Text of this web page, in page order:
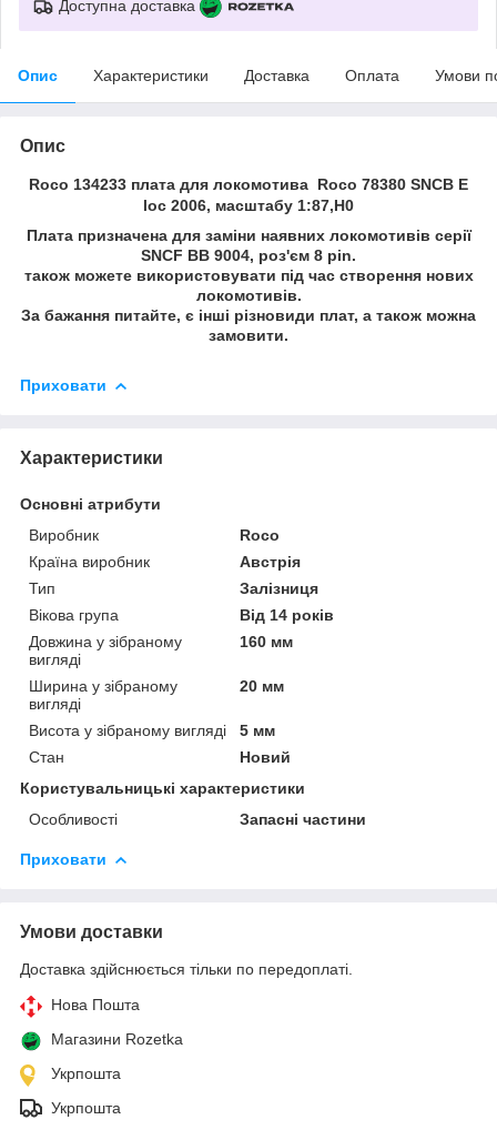
Доступна доставка
Опис Характеристики Доставка Оплата Умови
Опис
Roco 134233 плата для локомотива Roco 78380 SNCB E
loc 2006, масштабу 1:87,H0
Плата призначена для заміни наявних локомотивів серії
SNCF BB 9004, роз'єм 8 pin.
також можете використовувати під час створення нових
локомотивів.
За бажання питайте, є інші різновиди плат, а також можна
замовити.
Приховати
Характеристики
Основні атрибути
Виробник
Roco
Країна виробник
Австрія
Тип
Залізниця
Вікова група
Від 14 років
Довжина у зібраному
вигляді
160 мм
Ширина у зібраному
вигляді
20 мм
Висота у зібраному вигляді
5 мм
Стан
Новий
Користувальницькі характеристики
Особливості
Запасні частини
Приховати
Умови доставки
Доставка здійснюється тільки по передоплаті.
Нова Пошта
Магазини Rozetka
Укрпошта
Укрпошта